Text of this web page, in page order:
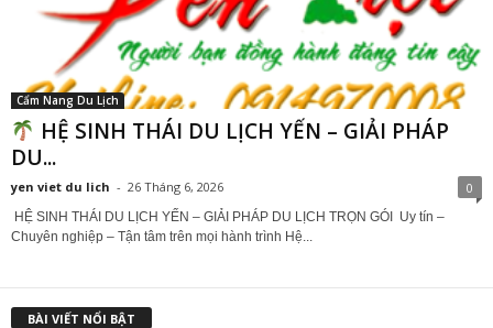
Cẩm Nang Du Lịch
HỆ SINH THÁI DU LỊCH YẾN – GIẢI PHÁP
DU...
yen viet du lich - 26 Tháng 6, 2026 0
HỆ SINH THÁI DU LỊCH YẾN – GIẢI PHÁP DU LỊCH TRỌN GÓI Uy tín –
Chuyên nghiệp – Tận tâm trên mọi hành trình Hệ...
BÀI VIẾT NỔI BẬT